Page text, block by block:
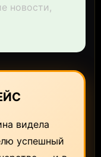
новости,
видела
успешный